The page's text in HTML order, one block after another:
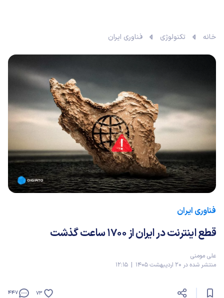
خانه تکنولوژی فناوری ایران
فناوری ایران
قطع اینترنت در ایران از ۱۷۰۰ ساعت گذشت
علی مومنی
منتشر شده در 20 اردیبهشت 1405 | 12:15
447 73